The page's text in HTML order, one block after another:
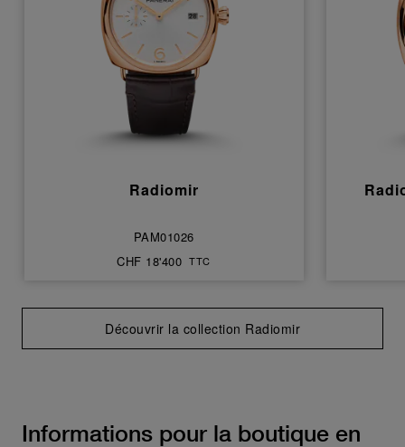
Radiomir
PAM01026
CHF 18'400 TTC
Découvrir la collection Radiomir
Informations pour la boutique en